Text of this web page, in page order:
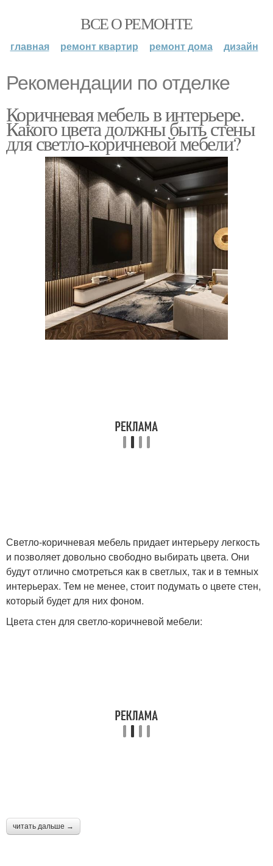
ВСЕ О РЕМОНТЕ
главная ремонт квартир ремонт дома дизайн
Рекомендации по отделке
Коричневая мебель в интерьере.
Какого цвета должны быть стены
для светло-коричневой мебели?
Светло-коричневая мебель придает интерьеру легкость
и позволяет довольно свободно выбирать цвета. Они
будут отлично смотреться как в светлых, так и в темных
интерьерах. Тем не менее, стоит подумать о цвете стен,
который будет для них фоном.
Цвета стен для светло-коричневой мебели:
читать дальше →